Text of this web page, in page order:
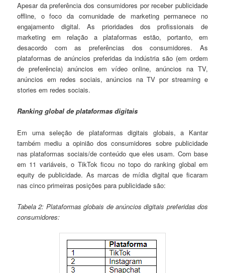
Apesar da preferência dos consumidores por receber publicidade
offline, o foco da comunidade de marketing permanece no
engajamento digital. As prioridades dos profissionais de
marketing em relação a plataformas estão, portanto, em
desacordo com as preferências dos consumidores. As
plataformas de anúncios preferidas da indústria são (em ordem
de preferência) anúncios em vídeo online, anúncios na TV,
anúncios em redes sociais, anúncios na TV por streaming e
stories em redes sociais.
Ranking global de plataformas digitais
Em uma seleção de plataformas digitais globais, a Kantar
também mediu a opinião dos consumidores sobre publicidade
nas plataformas sociais/de conteúdo que eles usam. Com base
em 11 variáveis, o TikTok ficou no topo do ranking global em
equity de publicidade. As marcas de mídia digital que ficaram
nas cinco primeiras posições para publicidade são:
Tabela 2: Plataformas globais de anúncios digitais preferidas dos
consumidores: